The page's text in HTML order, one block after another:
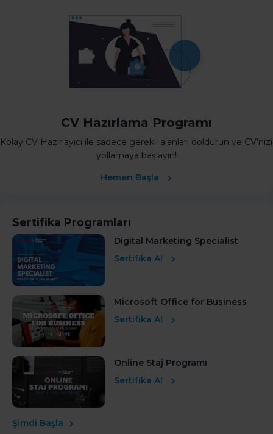
CV Hazırlama Programı
Kolay CV Hazırlayıcı ile sadece gerekli alanları doldurun ve CV’nizi
yollamaya başlayın!
Hemen Başla
Sertifika Programları
Digital Marketing Specialist
Sertifika Al
Microsoft Office for Business
Sertifika Al
Online Staj Programı
Sertifika Al
Şimdi Başla